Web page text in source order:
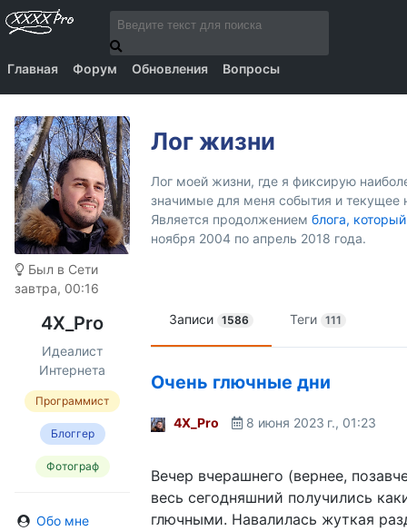
Главная Форум Обновления Вопросы
Был в Сети
завтра, 00:16
4X_Pro
Идеалист
Интернета
Программист
Блоггер
Фотограф
Обо мне
Лог жизни
Лог моей жизни, где я фиксирую
значимые для меня события и текущее
Является продолжением блога,
ноября 2004 по апрель 2018 года.
Записи 1586 Теги 111
Очень глючные дни
4X_Pro 8 июня 2023 г., 01:23
Вечер вчерашнего (вернее,
весь сегодняшний получились
глючными. Навалилась жуткая